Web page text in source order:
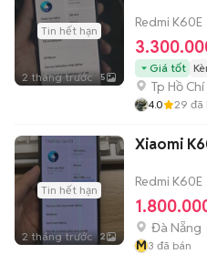
Tin hết hạn
2 tháng trước 5
Redmi K60E
Giá tốt
Tp Hồ
4.0 29 đã
Tin hết hạn
2 tháng trước 2
Xiaomi
Redmi K60E
Đà Nẵng
M3 đã bán